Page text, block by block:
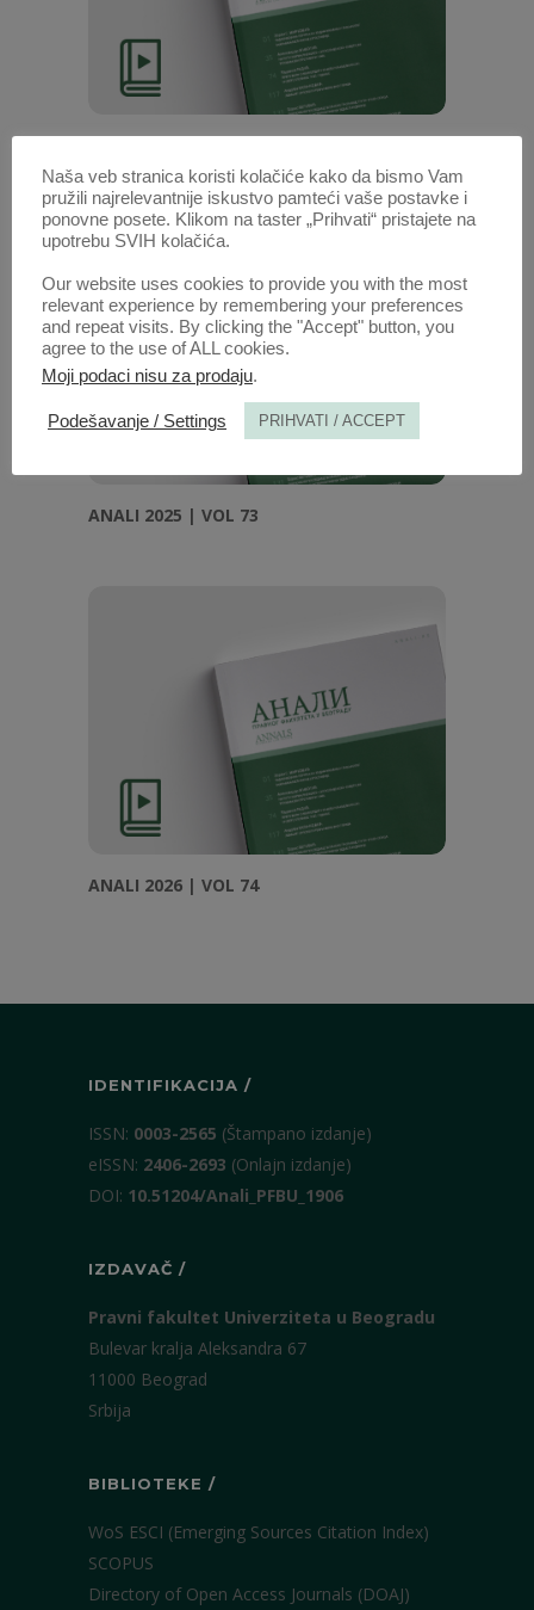
ANALI 2025 | VOL 73
ANALI 2026 | VOL 74
IDENTIFIKACIJA /
ISSN: 0003-2565 (Štampano izdanje)
eISSN: 2406-2693 (Onlajn izdanje)
DOI: 10.51204/Anali_PFBU_1906
IZDAVAČ /
Pravni fakultet Univerziteta u Beogradu
Bulevar kralja Aleksandra 67
11000 Beograd
Srbija
BIBLIOTEKE /
WoS ESCI (Emerging Sources Citation Index)
SCOPUS
Directory of Open Access Journals (DOAJ)
Naša veb stranica koristi kolačiće kako da bismo Vam
pružili najrelevantnije iskustvo pamteći vaše postavke i
ponovne posete. Klikom na taster „Prihvati“ pristajete na
upotrebu SVIH kolačića.
Our website uses cookies to provide you with the most
relevant experience by remembering your preferences
and repeat visits. By clicking the "Accept" button, you
agree to the use of ALL cookies.
Moji podaci nisu za prodaju.
Podešavanje / Settings PRIHVATI / ACCEPT